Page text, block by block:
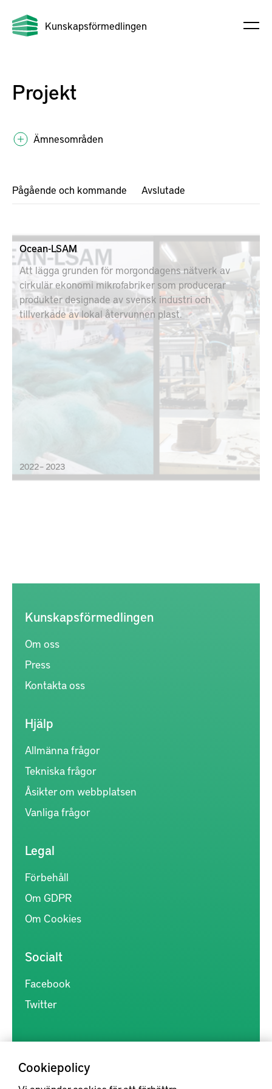
Kunskapsförmedlingen
Projekt
Ämnesområden
Pågående och kommande Avslutade
Ocean-LSAM
Att lägga grunden för morgondagens nätverk av
cirkulär ekonomi mikrofabriker som producerar
produkter designade av svensk industri och
tillverkade av lokal återvunnen plast.
2022 – 2023
Cookiepolicy
Kunskapsförmedlingen
Om oss
Press
Kontakta oss
Hjälp
Allmänna frågor
Tekniska frågor
Åsikter om webbplatsen
Vanliga frågor
Legal
Förbehåll
Om GDPR
Om Cookies
Socialt
Facebook
Twitter